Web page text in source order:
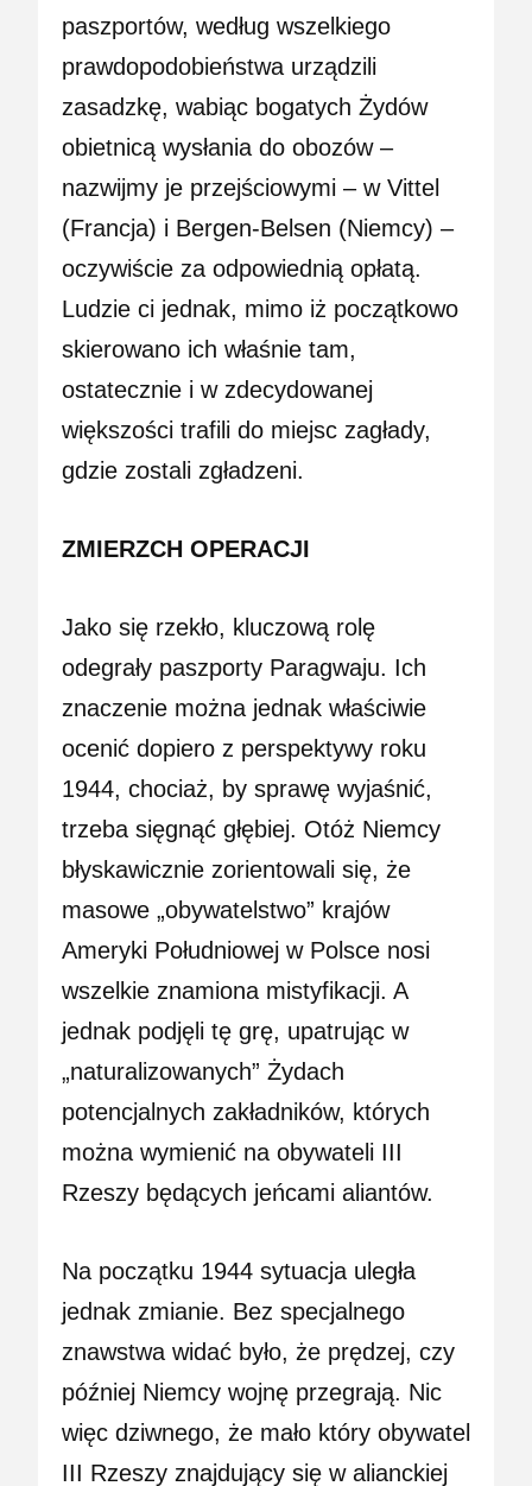
paszportów, według wszelkiego
prawdopodobieństwa urządzili
zasadzkę, wabiąc bogatych Żydów
obietnicą wysłania do obozów –
nazwijmy je przejściowymi – w Vittel
(Francja) i Bergen-Belsen (Niemcy) –
oczywiście za odpowiednią opłatą.
Ludzie ci jednak, mimo iż początkowo
skierowano ich właśnie tam,
ostatecznie i w zdecydowanej
większości trafili do miejsc zagłady,
gdzie zostali zgładzeni.
ZMIERZCH OPERACJI
Jako się rzekło, kluczową rolę
odegrały paszporty Paragwaju. Ich
znaczenie można jednak właściwie
ocenić dopiero z perspektywy roku
1944, chociaż, by sprawę wyjaśnić,
trzeba sięgnąć głębiej. Otóż Niemcy
błyskawicznie zorientowali się, że
masowe „obywatelstwo” krajów
Ameryki Południowej w Polsce nosi
wszelkie znamiona mistyfikacji. A
jednak podjęli tę grę, upatrując w
„naturalizowanych” Żydach
potencjalnych zakładników, których
można wymienić na obywateli III
Rzeszy będących jeńcami aliantów.
Na początku 1944 sytuacja uległa
jednak zmianie. Bez specjalnego
znawstwa widać było, że prędzej, czy
później Niemcy wojnę przegrają. Nic
więc dziwnego, że mało który obywatel
III Rzeszy znajdujący się w alianckiej